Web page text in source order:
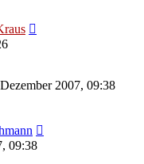
2007, 09:38
09:38